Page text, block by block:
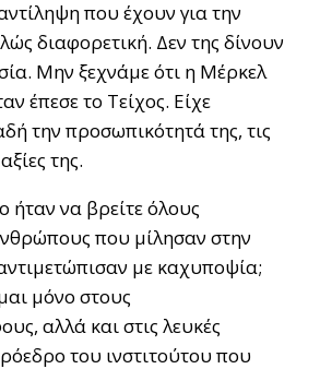
που έχουν για την
διαφορετική. Δεν της δίνουν
Μην ξεχνάμε ότι η Μέρκελ
έπεσε το Τείχος. Είχε
την προσωπικότητά της, τις
της.
ήταν να βρείτε όλους
που μίλησαν στην
με καχυποψία;
μόνο στους
αλλά και στις λευκές
του ινστιτούτου που